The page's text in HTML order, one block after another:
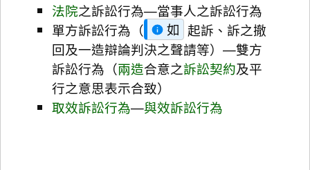
法院之訴訟行為—當事人之訴訟行為
單方訴訟行為（
如 起訴、訴之撤
回及一造辯論判決之聲請等）—雙方
訴訟行為（兩造合意之訴訟契約及平
行之意思表示合致）
取效訴訟行為—與效訴訟行為